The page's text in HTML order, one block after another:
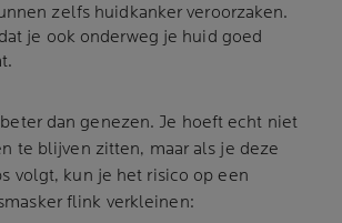
zelfs huidkanker veroorzaken.
je ook onderweg je huid goed
dan genezen. Je hoeft echt niet
te blijven zitten, maar als je deze
volgt, kun je het risico op een
flink verkleinen: